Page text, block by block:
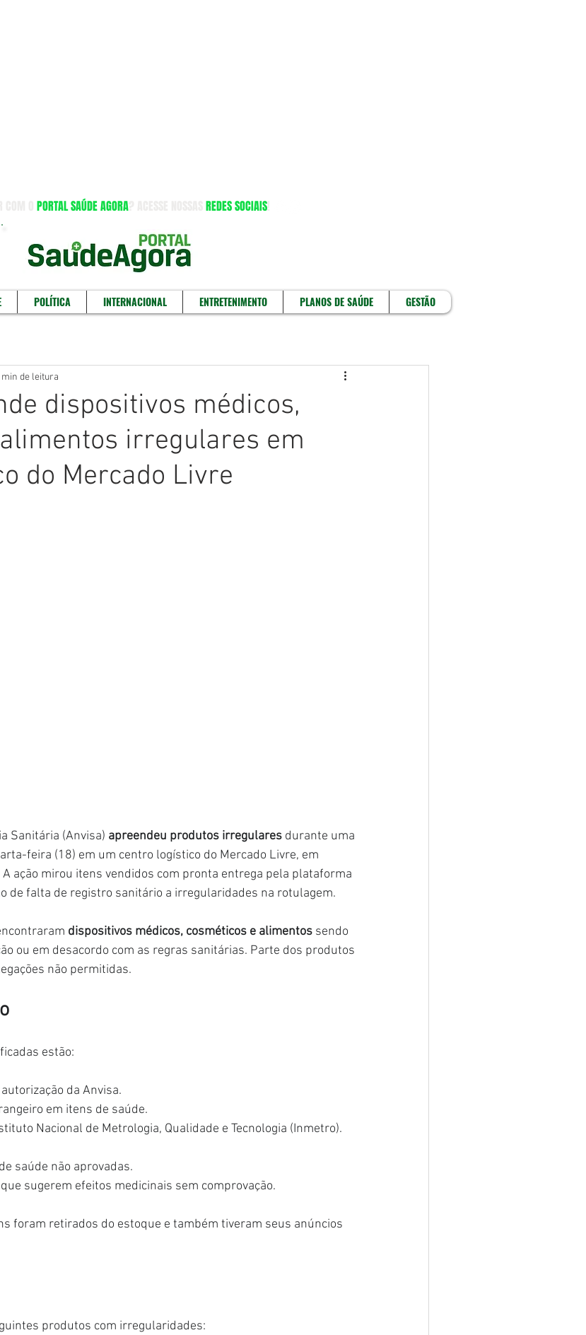
PORTAL SAÚDE AGORA? ACESSE NOSSAS REDES SOCIAIS!
POLÍTICA INTERNACIONAL ENTRETENIMENTO PLANOS DE SAÚDE GESTÃO
dispositivos médicos,
irregulares em
do Mercado Livre
min de leitura
Sanitária (Anvisa) apreendeu produtos irregulares durante uma
feira (18) em um centro logístico do Mercado Livre, em
A ação mirou itens vendidos com pronta entrega pela plataforma
de falta de registro sanitário a irregularidades na rotulagem.
dispositivos médicos, cosméticos e alimentos sendo
ou em desacordo com as regras sanitárias. Parte dos produtos
não permitidas.
estão:
da Anvisa.
em itens de saúde.
Nacional de Metrologia, Qualidade e Tecnologia (Inmetro).
saúde não aprovadas.
sugerem efeitos medicinais sem comprovação.
foram retirados do estoque e também tiveram seus anúncios
produtos com irregularidades: